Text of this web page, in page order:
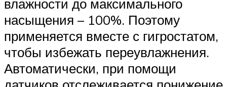
влажности до максимального
насыщения – 100%. Поэтому
применяется вместе с гигростатом,
чтобы избежать переувлажнения.
Автоматически, при помощи